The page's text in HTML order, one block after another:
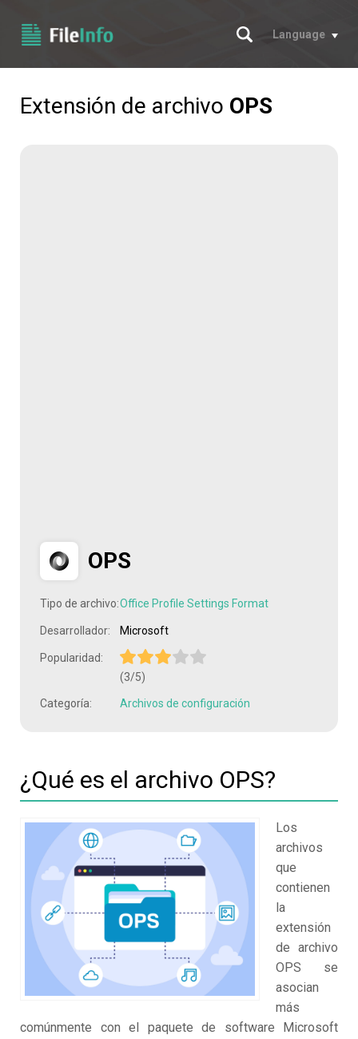
Buscar
Language
Extensión de archivo OPS
OPS
Tipo de archivo:Office Profile Settings Format
Desarrollador: Microsoft
Popularidad:
(3/5)
Categoría: Archivos de configuración
¿Qué es el archivo OPS?
Los
archivos
que
contienen
la
extensión
de archivo
OPS se
asocian
más
comúnmente con el paquete de software Microsoft